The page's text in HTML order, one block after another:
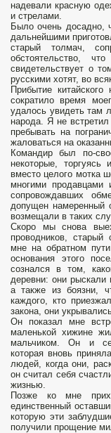
надевали красную
и стрелами.
Было очень досадно,
дальнейшими
старый толмач,
обстоятельство,
свидетельствует о
русскими хотят, во
Прибытие
сократило время
удалось увидеть там
народа. Я не
пребывать на
жаловаться на
Командир был по-
некоторые, торгуясь
вместо целого мотка
многими
сопровождавших
допущен намеренный
возмещали в таких
Скоро мы снова
проводников, старый
мне на обратном
основания этого
сознался в том,
деревни: они рыскали
а также из боязни,
каждого, кто
закона, они
Он показал мне
маленькой хижине
мальчиком. Он и
которая вновь
людей, когда они,
он считал себя
жизнью.
Позже ко мне
единственный
которую эти
получили прощение